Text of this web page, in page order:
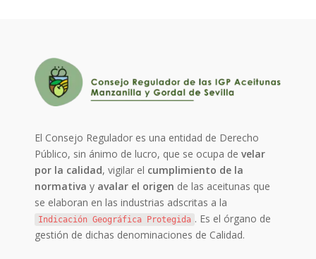
El Consejo Regulador es una entidad de Derecho
Público, sin ánimo de lucro, que se ocupa develar
por la calidad, vigilar el cumplimiento de la
normativa y avalar el origen de las aceitunas que
se elaboran en las industrias adscritas a la
Indicación Geográfica Protegida . Es el órgano de
gestión de dichas denominaciones de Calidad.